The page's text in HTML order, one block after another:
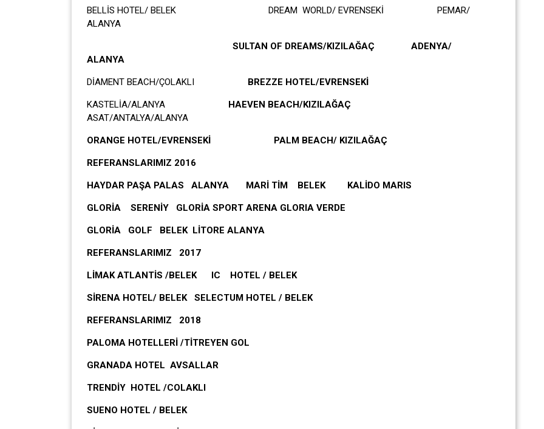
BELLİS HOTEL/ BELEK DREAM WORLD/ EVRENSEKİ PEMAR/
ALANYA
SULTAN OF DREAMS/KIZILAĞAÇ ADENYA/
ALANYA
DİAMENT BEACH/ÇOLAKLI BREZZE HOTEL/EVRENSEKİ
KASTELİA/ALANYA HAEVEN BEACH/KIZILAĞAÇ
ASAT/ANTALYA/ALANYA
ORANGE HOTEL/EVRENSEKİ PALM BEACH/ KIZILAĞAÇ
REFERANSLARIMIZ 2016
HAYDAR PAŞA PALAS ALANYA MARİ TİM BELEK KALİDO MARIS
GLORİA SERENİY GLORİA SPORT ARENA GLORIA VERDE
GLORİA GOLF BELEK LİTORE ALANYA
REFERANSLARIMIZ 2017
LİMAK ATLANTİS /BELEK IC HOTEL / BELEK
SİRENA HOTEL/ BELEK SELECTUM HOTEL / BELEK
REFERANSLARIMIZ 2018
PALOMA HOTELLERİ /TİTREYEN GOL
GRANADA HOTEL AVSALLAR
TRENDİY HOTEL /COLAKLI
SUENO HOTEL / BELEK